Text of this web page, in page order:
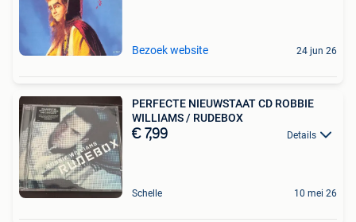
Bezoek website 24 jun 26
PERFECTE NIEUWSTAAT CD ROBBIE
WILLIAMS / RUDEBOX
€ 7,99 Details
Schelle 10 mei 26